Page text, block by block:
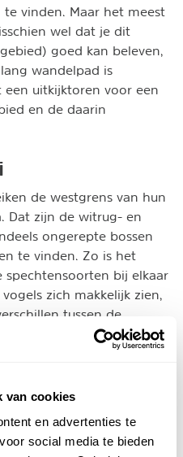
van cookies
en advertenties te
social media te bieden
vinden. Maar het meest
wel dat je dit
goed kan beleven,
wandelpad is
een uitkijktoren voor een
en de daarin
de westgrens van hun
Dat zijn de witrug- en
ongerepte bossen
te vinden. Zo is het
spechtensoorten bij elkaar
zich makkelijk zien,
tussen de
het nationaal park een
Deze worden begraasd
en België